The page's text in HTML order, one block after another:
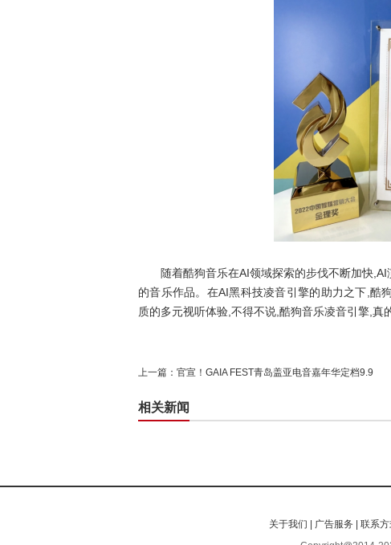
随着酷狗音乐在AI领域探索的步伐不断加快,AI
的音乐作品。在AI黑科技凌音引擎的助力之下,酷
质的多元视听体验,不得不说,酷狗音乐凌音引擎,真
上一篇： 官宣！GAIA FEST青岛盖亚电音嘉年华定档9.9
相关新闻
关于我们 | 广告服务 | 联系方